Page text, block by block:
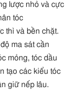
lược nhỏ và cực
tóc
thì và bền chặt.
ma sát cần
mỏng, tóc dầu
tạo các kiểu tóc
giữ nếp lâu.